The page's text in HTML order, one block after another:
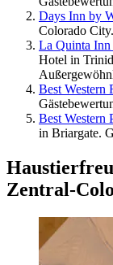
Days Inn by
Colorado
La Quinta
Hotel in
Best Western
Best Western
in Briargate.
Zentral-